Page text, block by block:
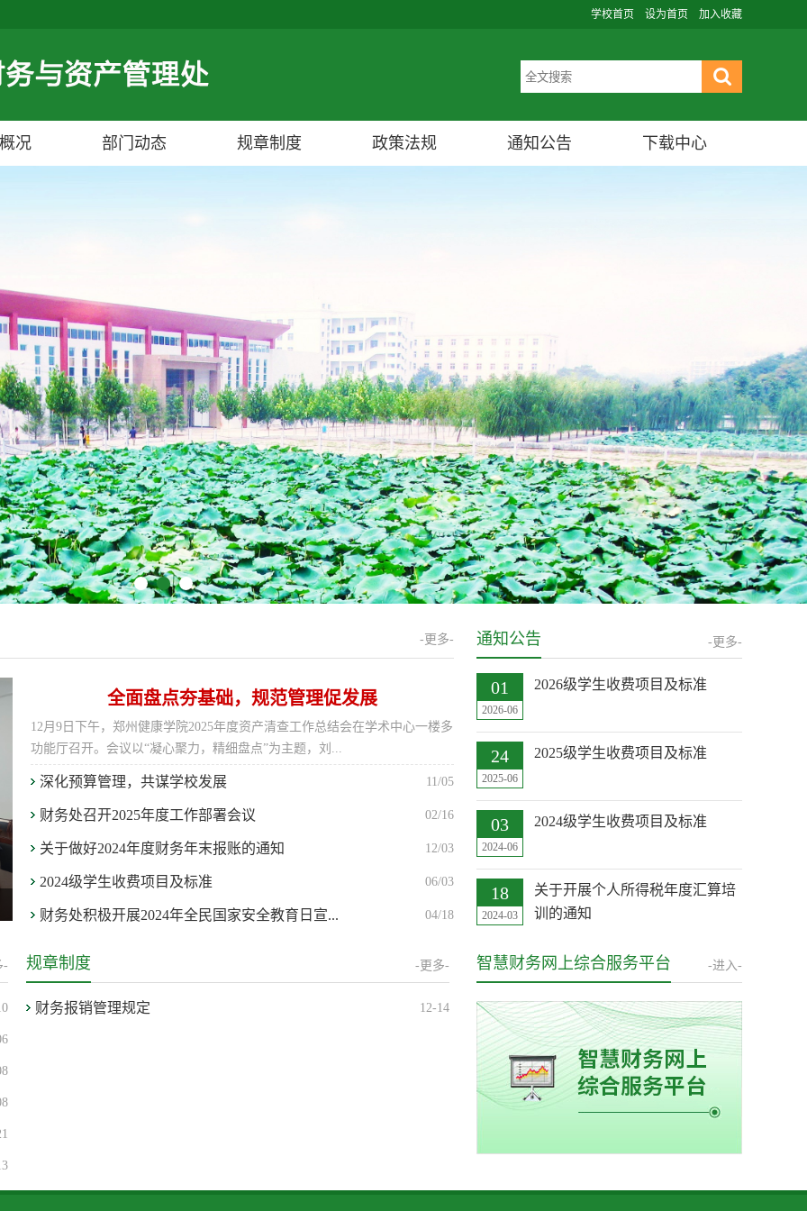
学校首页 设为首页 加入收藏
况 部门动态 规章制度 政策法规 通知公告 下载中心
-更多-
全面盘点夯基础，规范管理促发展
12月9日下午，郑州健康学院2025年度资产清查工作总结会在学术中心一楼多
功能厅召开。会议以“凝心聚力，精细盘点”为主题，刘...
深化预算管理，共谋学校发展 11/05
财务处召开2025年度工作部署会议 02/16
关于做好2024年度财务年末报账的通知 12/03
2024级学生收费项目及标准 06/03
财务处积极开展2024年全民国家安全教育日宣... 04/18
通知公告
01
2026-06
2026级学生收费项目及标准
24
2025-06
2025级学生收费项目及标准
03
2024-06
2024级学生收费项目及标准
18
2024-03
关于开展个人所得税年度汇算培
训的通知
05
2024-03
缴费指南
-更多-
- 规章制度 -更多-
12-14
财务报销管理规定
智慧财务网上综合服务平台 -进入-